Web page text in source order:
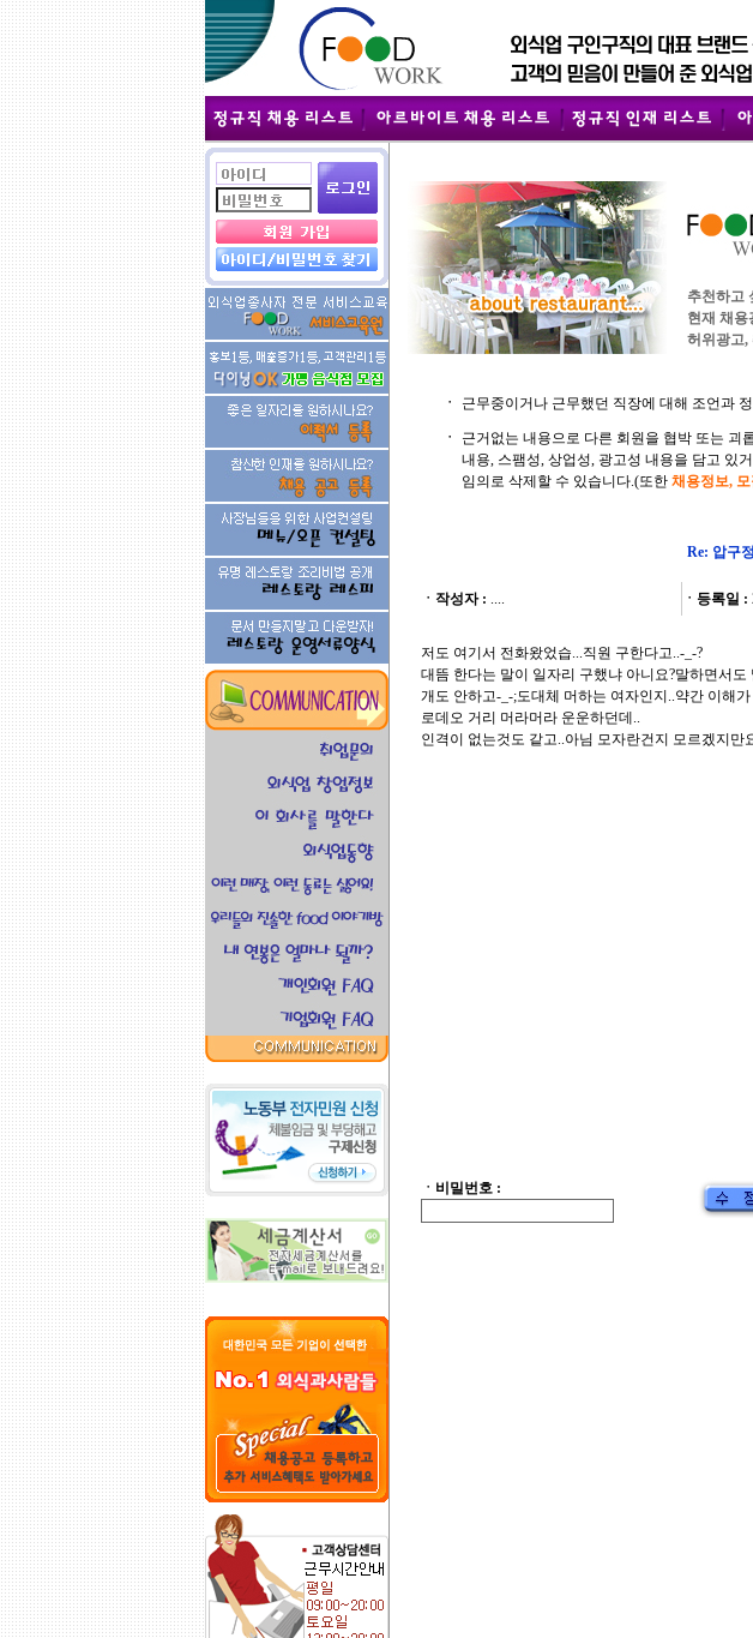
추천하고
현재 채용
허위광고,
ㆍ 근무중이거나 근무했던 직장에 대해 조언과
ㆍ
근거없는 내용으로 다른 회원을 협박 또는 괴
내용, 스팸성, 상업성, 광고성 내용을 담고 있
임의로 삭제할 수 있습니다.(또한 채용정보,
Re: 압구
ㆍ작성자 : .... ㆍ등록일 :
저도 여기서 전화왔었습...직원 구한다고..-_-?
대뜸 한다는 말이 일자리 구했냐 아니요?말하면서
개도 안하고-_-;도대체 머하는 여자인지..약간 이해
로데오 거리 머라머라 운운하던데..
인격이 없는것도 같고..아님 모자란건지 모르겠지만
ㆍ비밀번호 :